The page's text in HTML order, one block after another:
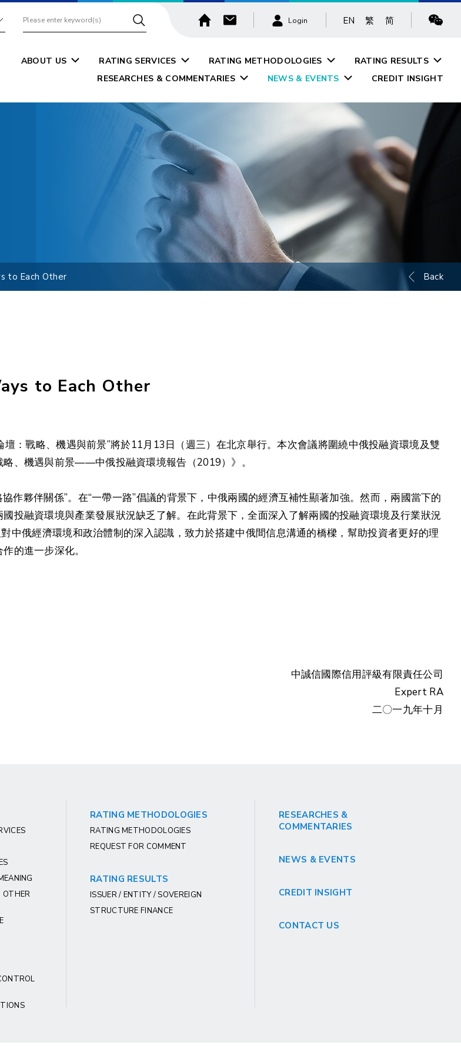
Login EN 繁 简
ABOUT US RATING SERVICES RATING METHODOLOGIES
RATING RESULTS
RESEARCHES & COMMENTARIES
NEWS & EVENTS CREDIT INSIGHT
to Each Other Back
to Each Other
：戰略、機遇與前景”將於11月13日（週三）在北京舉行。本次會議將圍繞中俄投融資環境及雙
、機遇與前景——中俄投融資環境報告（2019）》。
作夥伴關係”。在“一帶一路”倡議的背景下，中俄兩國的經濟互補性顯著加強。然而，兩國當下的
投融資環境與產業發展狀況缺乏了解。在此背景下，全面深入了解兩國的投融資環境及行業狀況
中俄經濟環境和政治體制的深入認識，致力於搭建中俄間信息溝通的橋樑，幫助投資者更好的理
的進一步深化。
中誠信國際信用評級有限責任公司
Expert RA
二〇一九年十月
OTHER
RATING METHODOLOGIES
RATING METHODOLOGIES
REQUEST FOR COMMENT
RATING RESULTS
ISSUER / ENTITY / SOVEREIGN
STRUCTURE FINANCE
RESEARCHES &
COMMENTARIES
NEWS & EVENTS
CREDIT INSIGHT
CONTACT US